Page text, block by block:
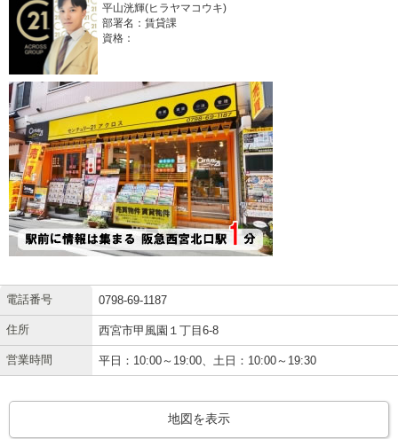
平山洸輝(ヒラヤマコウキ)
部署名：賃貸課
資格：
電話番号 0798-69-1187
住所 西宮市甲風園１丁目6-8
営業時間 平日：10:00～19:00、土日：10:00～19:30
地図を表示